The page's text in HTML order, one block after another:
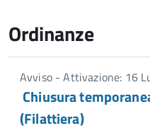
Ordinanze
Avviso - Attivazione: 16
Chiusura
(Filattiera)